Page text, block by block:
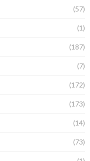
(57)
(1)
(187)
(7)
(172)
(173)
(14)
(73)